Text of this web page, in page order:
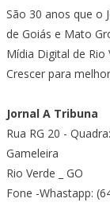
São 30 anos que o
de Goiás e Mato
Mídia Digital de
Crescer para
Jornal A Tribuna
Rua RG 20 -
Gameleira
Rio Verde _ GO
Fone -Whastapp: